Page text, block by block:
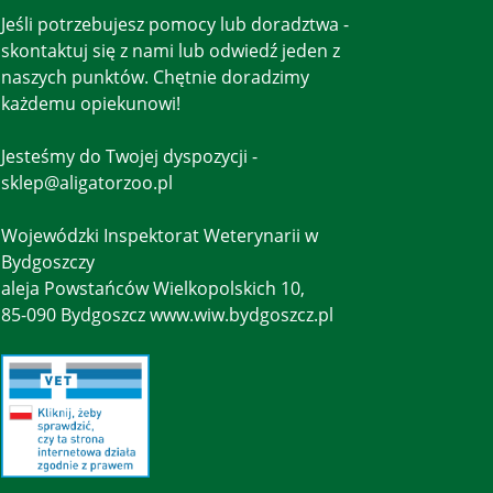
Jeśli potrzebujesz pomocy lub doradztwa -
skontaktuj się z nami lub odwiedź jeden z
naszych punktów. Chętnie doradzimy
każdemu opiekunowi!
Jesteśmy do Twojej dyspozycji -
sklep@aligatorzoo.pl
Wojewódzki Inspektorat Weterynarii w
Bydgoszczy
aleja Powstańców Wielkopolskich 10,
85-090 Bydgoszcz www.wiw.bydgoszcz.pl